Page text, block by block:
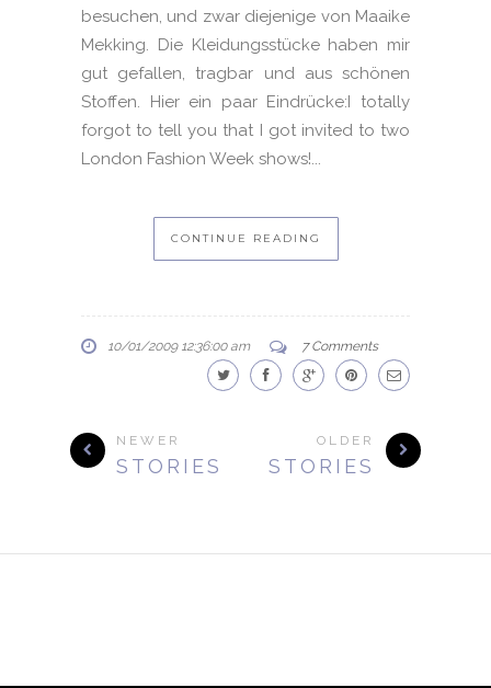
besuchen, und zwar diejenige von Maaike
Mekking. Die Kleidungsstücke haben mir
gut gefallen, tragbar und aus schönen
Stoffen. Hier ein paar Eindrücke:I totally
forgot to tell you that I got invited to two
London Fashion Week shows!...
CONTINUE READING
10/01/2009 12:36:00 am 7 Comments
NEWER
STORIES
OLDER
STORIES